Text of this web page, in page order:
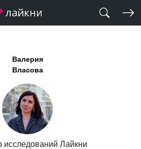
Валерия
Власова
исследований Лайкни